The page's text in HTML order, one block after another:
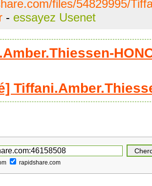
files/54829995/
- essayez Usenet
rapidshare.com